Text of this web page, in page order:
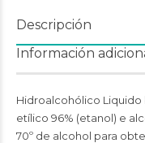
Descripción
Información
Hidroalcohólico Liquido
etílico 96% (etanol) e
70º de alcohol para